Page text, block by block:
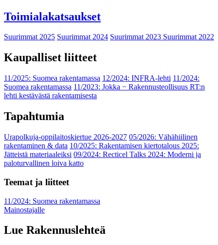
Toimialakatsaukset
Suurimmat 2025 Suurimmat 2024 Suurimmat 2023 Suurimmat 2022
Kaupalliset liitteet
11/2025: Suomea rakentamassa 12/2024: INFRA-lehti 11/2024:
Suomea rakentamassa 11/2023: Jokka − Rakennusteollisuus RT:n
lehti kestävästä rakentamisesta
Tapahtumia
Urapolkuja-oppilaitoskiertue 2026-2027 05/2026: Vähähiilinen
rakentaminen & data 10/2025: Rakentamisen kiertotalous 2025:
Jätteistä materiaaleiksi 09/2024: Recticel Talks 2024: Moderni ja
paloturvallinen loiva katto
Teemat ja liitteet
11/2024: Suomea rakentamassa
Mainostajalle
Lue Rakennuslehteä